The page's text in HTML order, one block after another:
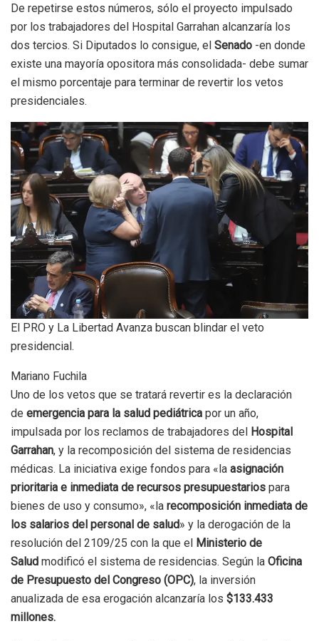
De repetirse estos números, sólo el proyecto impulsado
por los trabajadores del Hospital Garrahan alcanzaría los
dos tercios. Si Diputados lo consigue, el Senado -en donde
existe una mayoría opositora más consolidada- debe sumar
el mismo porcentaje para terminar de revertir los vetos
presidenciales.
El PRO y La Libertad Avanza buscan blindar el veto
presidencial.
Mariano Fuchila
Uno de los vetos que se tratará revertir es la declaración
de emergencia para la salud pediátrica por un año,
impulsada por los reclamos de trabajadores del Hospital
Garrahan, y la recomposición del sistema de residencias
médicas. La iniciativa exige fondos para «la asignación
prioritaria e inmediata de recursos presupuestarios para
bienes de uso y consumo», «la recomposición inmediata de
los salarios del personal de salud» y la derogación de la
resolución del 2109/25 con la que el Ministerio de
Salud modificó el sistema de residencias. Según la Oficina
de Presupuesto del Congreso (OPC), la inversión
anualizada de esa erogación alcanzaría los $133.433
millones.